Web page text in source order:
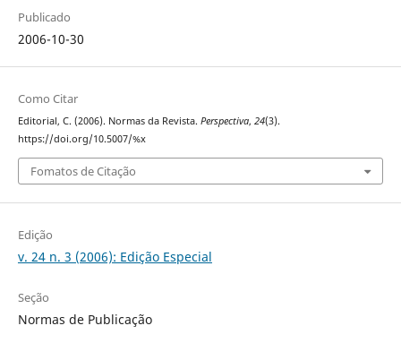
Publicado
2006-10-30
Como Citar
Editorial, C. (2006). Normas da Revista. Perspectiva, 24(3).
https://doi.org/10.5007/%x
Fomatos de Citação
Edição
v. 24 n. 3 (2006): Edição Especial
Seção
Normas de Publicação